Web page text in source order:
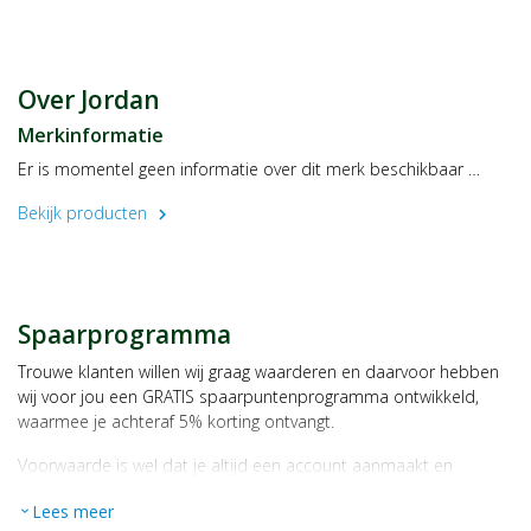
Over Jordan
Merkinformatie
Er is momentel geen informatie over dit merk beschikbaar …
Bekijk producten
chevron_right
Spaarprogramma
Trouwe klanten willen wij graag waarderen en daarvoor hebben
wij voor jou een GRATIS spaarpuntenprogramma ontwikkeld,
waarmee je achteraf 5% korting ontvangt.
Voorwaarde is wel dat je altijd een account aanmaakt en
Bij iedere bestelling ontvang je per bestede euro 1 spaarpunt,
expand_more Lees meer